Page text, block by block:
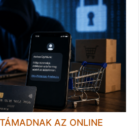
AZ ONLINE